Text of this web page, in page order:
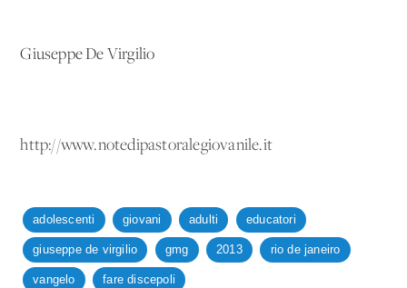
Giuseppe De Virgilio
http://www.notedipastoralegiovanile.it
adolescenti giovani adulti educatori
giuseppe de virgilio gmg 2013 rio de janeiro
vangelo fare discepoli